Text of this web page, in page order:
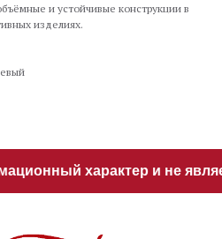
и устойчивые конструкции в
изделиях.
характер и не